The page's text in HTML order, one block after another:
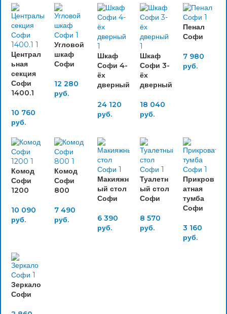
Централ
ьная
секция
Софи
1400.1
10 760
руб.
Угловой
шкаф
Софи
12 280
руб.
Шкаф
Софи 4-
ёх
дверный
24 120
руб.
Шкаф
Софи 3-
ёх
дверный
18 040
руб.
Пенал
Софи
7 980
руб.
Комод
Софи
1200
10 090
руб.
Комод
Софи
800
7 490
руб.
Макияжн
ый стол
Софи
6 390
руб.
Туалетн
ый стол
Софи
8 570
руб.
Прикров
атная
тумба
Софи
3 160
руб.
Зеркало
Софи